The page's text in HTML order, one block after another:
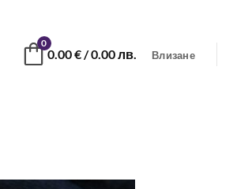
0
0.00€/ 0.00 лв. Влизане